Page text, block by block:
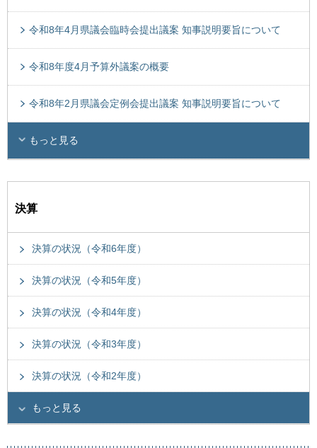
令和8年4月県議会臨時会提出議案 知事説明要旨について
令和8年度4月予算外議案の概要
令和8年2月県議会定例会提出議案 知事説明要旨について
もっと見る
決算
決算の状況（令和6年度）
決算の状況（令和5年度）
決算の状況（令和4年度）
決算の状況（令和3年度）
決算の状況（令和2年度）
もっと見る